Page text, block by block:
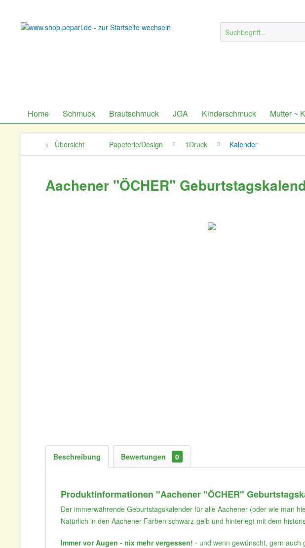
Home Schmuck Brautschmuck JGA Kinderschmuck Mutter ~
Übersicht Papeterie/Design 1Druck Kalender
Aachener "ÖCHER"
Beschreibung Bewertungen 0
Produktinformationen "Aachener "ÖCHER"
Der immerwährende Geburtstagskalender für alle Aachener (oder wie man
Natürlich in den Aachener Farben schwarz-gelb und hinterlegt mit dem
Immer vor Augen - nix mehr vergessen! - und wenn gewünscht, gern auch